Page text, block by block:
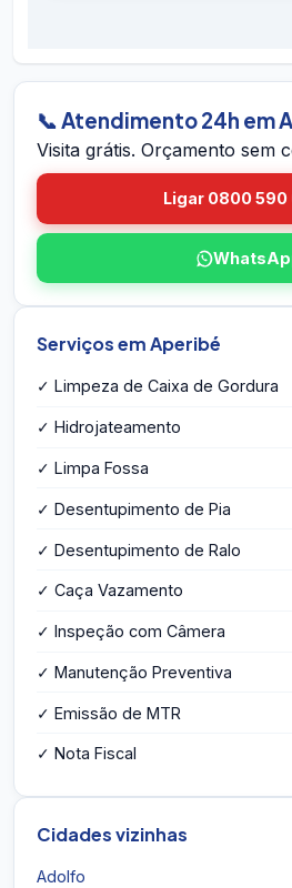
em Aperibé pelo site. A
Aperibé, avalia a caixa, mede
identifica eventuais
entrega o orçamento por
compromisso e sem taxa de
📞 Atendimento 24h em
Visita grátis. Orçamento sem
Ligar 0800
Serviços em Aperibé
✓ Limpeza de Caixa de Gordura
✓ Hidrojateamento
✓ Limpa Fossa
✓ Desentupimento de Pia
✓ Desentupimento de Ralo
✓ Caça Vazamento
✓ Inspeção com Câmera
✓ Manutenção Preventiva
✓ Emissão de MTR
✓ Nota Fiscal
Cidades vizinhas
Adolfo